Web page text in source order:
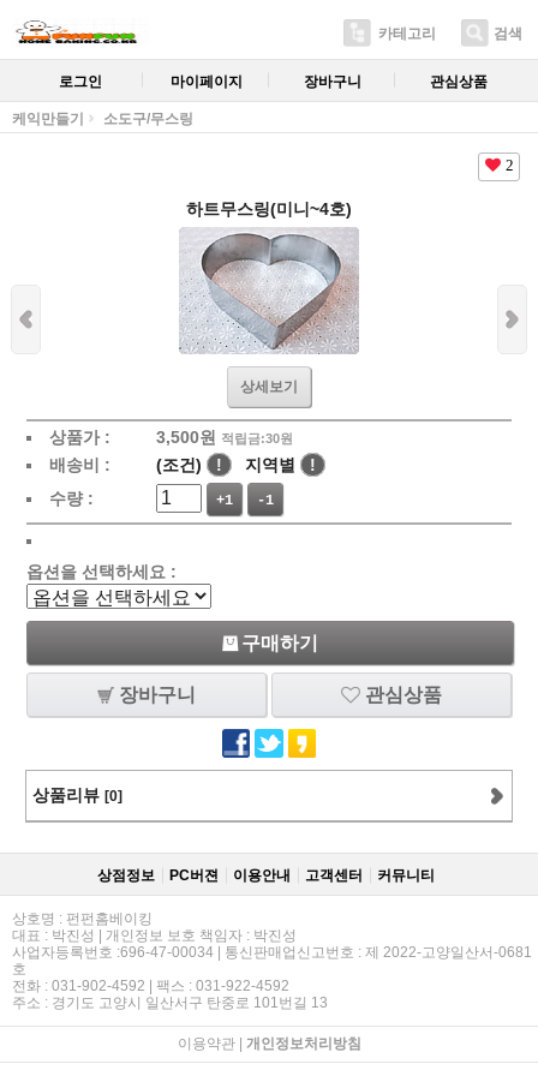
카테고리 검색
로그인 마이페이지 장바구니 관심상품
케익만들기 소도구/무스링
2
하트무스링(미니~4호)
상세보기
상품가 : 3,500원 적립금:30원
배송비 : (조건) ! 지역별
!
수량 :
+1 -1
옵션을 선택하세요 :
구매하기
장바구니 관심상품
상품리뷰 [0]
상점정보 PC버젼 이용안내 고객센터 커뮤니티
상호명 : 펀펀홈베이킹
대표 : 박진성 | 개인정보 보호 책임자 : 박진성
사업자등록번호 :696-47-00034 | 통신판매업신고번호 : 제 2022-고양일산서-0681
호
전화 : 031-902-4592 | 팩스 : 031-922-4592
주소 : 경기도 고양시 일산서구 탄중로 101번길 13
이용약관| 개인정보처리방침